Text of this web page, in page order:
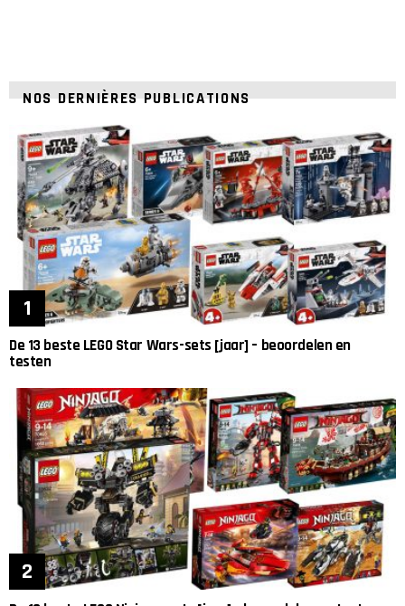
NOS DERNIÈRES PUBLICATIONS
De 13 beste LEGO Star Wars-sets [jaar] – beoordelen en
testen